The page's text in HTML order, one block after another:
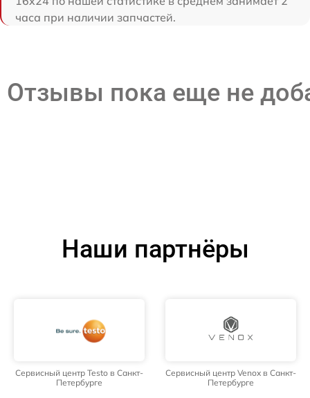
часа при наличии запчастей.
Отзывы пока еще не
Наши партнёры
Сервисный центр Testo в Санкт-
Петербурге
Сервисный центр Venox в Санкт-
Петербурге